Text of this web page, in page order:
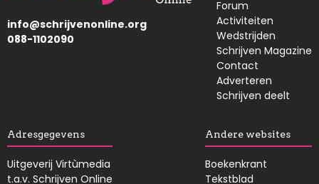
info@schrijvenonline.org
088-1102090
Forum
Activiteiten
Wedstrijden
Schrijven Magazine
Contact
Adverteren
Schrijven deelt
Adresgegevens
Uitgeverij Virtùmedia
t.a.v. Schrijven Online
Andere websites
Boekenkrant
Tekstblad